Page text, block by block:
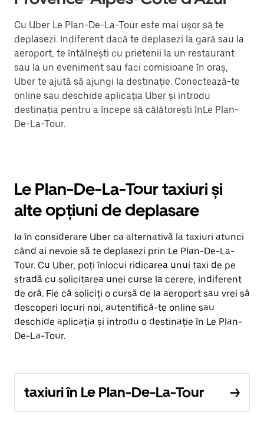
Cu Uber Le Plan-De-La-Tour este mai ușor să te
deplasezi. Indiferent dacă te deplasezi la gară sau la
aeroport, te întâlnești cu prietenii la un restaurant
sau la un eveniment sau faci comisioane în oraș,
Uber te ajută să ajungi la destinație. Conectează-te
online sau deschide aplicația Uber și introdu
destinația pentru a începe să călătorești înLe Plan-
De-La-Tour.
Le Plan-De-La-Tour taxiuri și
alte opțiuni de deplasare
Ia în considerare Uber ca alternativă la taxiuri atunci
când ai nevoie să te deplasezi prin Le Plan-De-La-
Tour. Cu Uber, poți înlocui ridicarea unui taxi de pe
stradă cu solicitarea unei curse la cerere, indiferent
de oră. Fie că soliciți o cursă de la aeroport sau vrei să
descoperi locuri noi, autentifică-te online sau
deschide aplicația și introdu o destinație în Le Plan-
De-La-Tour.
taxiuri în Le Plan-De-La-Tour